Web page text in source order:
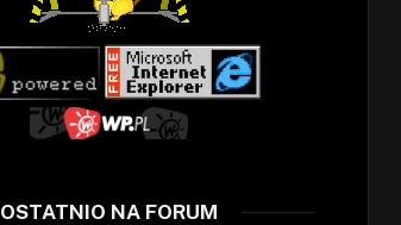
OSTATNIO NA FORUM